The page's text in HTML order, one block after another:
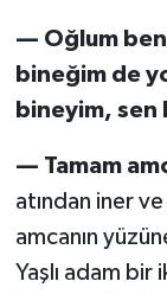
— Oğlum ben
bineğim de
bineyim, sen
— Tamam
atından iner
amcanın
Yaşlı adam bir